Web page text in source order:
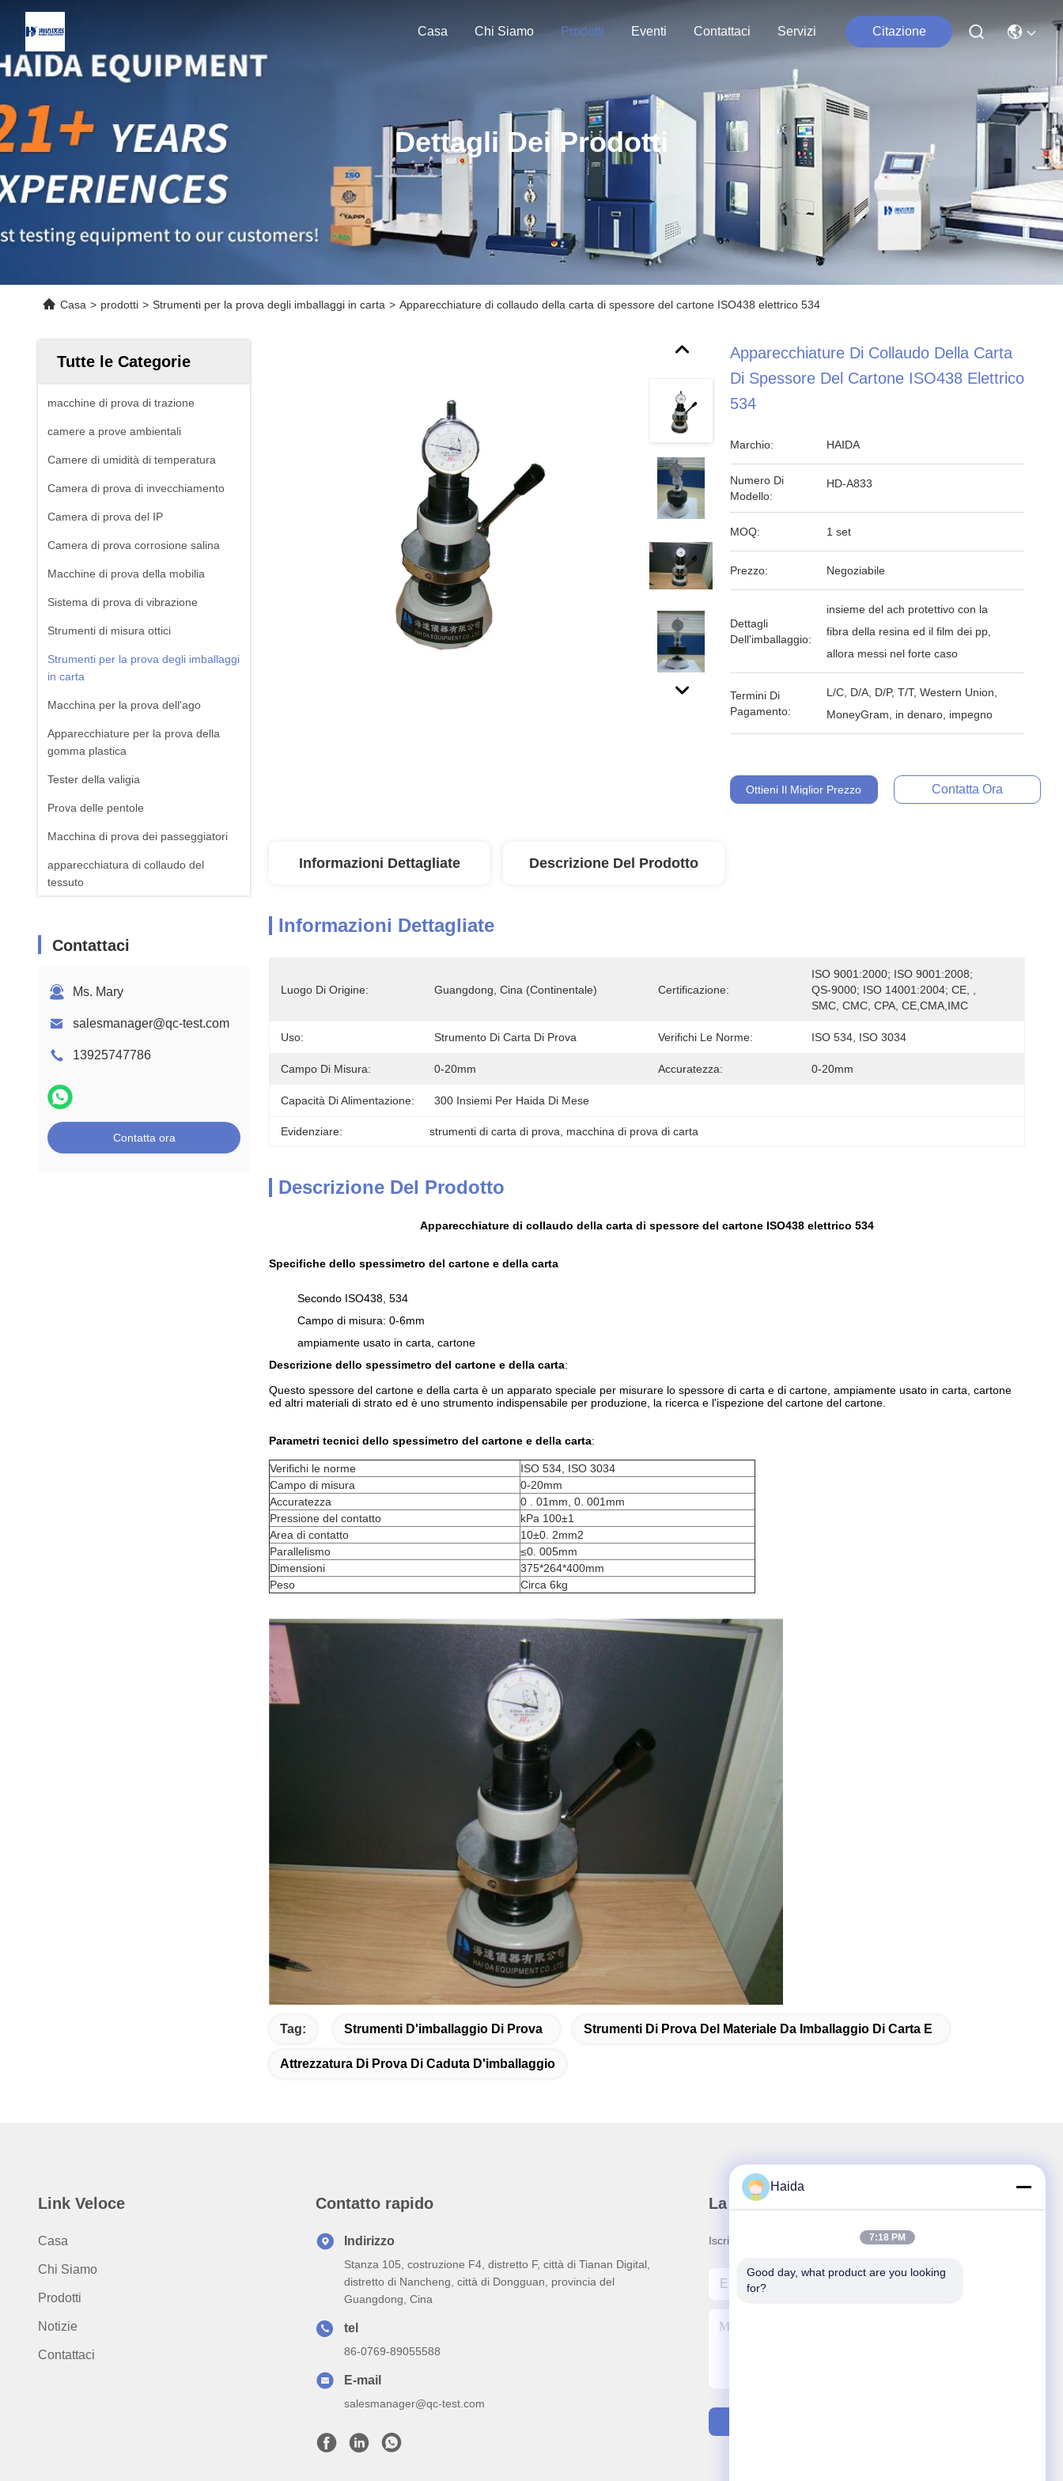
Casa Chi Siamo Prodotti Eventi Contattaci Servizi Citazione
Dettagli Dei Prodotti
Casa > prodotti > Strumenti per la prova degli imballaggi in carta > Apparecchiature di collaudo della carta di spessore del cartone ISO438 elettrico 534
Tutte le Categorie
macchine di prova di trazione
camere a prove ambientali
Camere di umidità di temperatura
Camera di prova di invecchiamento
Camera di prova del IP
Camera di prova corrosione salina
Macchine di prova della mobilia
Sistema di prova di vibrazione
Strumenti di misura ottici
Strumenti per la prova degli imballaggi
in carta
Macchina per la prova dell'ago
Apparecchiature per la prova della
gomma plastica
Tester della valigia
Prova delle pentole
Macchina di prova dei passeggiatori
apparecchiatura di collaudo del
tessuto
Attrezzatura per il test della batteria
Apparecchiature per la prova
Contattaci
Ms. Mary
salesmanager@qc-test.com
13925747786
Contatta ora
Apparecchiature Di Collaudo Della Carta
Di Spessore Del Cartone ISO438 Elettrico
534
Marchio: HAIDA
Numero Di
Modello:
HD-A833
MOQ: 1 set
Prezzo: Negoziabile
Dettagli
Dell'imballaggio:
insieme del ach protettivo con la
fibra della resina ed il film dei pp,
allora messi nel forte caso
Termini Di
Pagamento:
L/C, D/A, D/P, T/T, Western Union,
MoneyGram, in denaro, impegno
Ottieni Il Miglior Prezzo Contatta Ora
Informazioni Dettagliate Descrizione Del Prodotto
Informazioni Dettagliate
Luogo Di Origine: Guangdong, Cina (continentale) Certificazione:
ISO 9001:2000; ISO 9001:2008;
QS-9000; ISO 14001:2004; CE, ,
SMC, CMC, CPA, CE,CMA,IMC
Uso: Strumento Di Carta Di Prova Verifichi Le Norme: ISO 534, ISO 3034
Campo Di Misura: 0-20mm Accuratezza: 0-20mm
Capacità Di Alimentazione: 300 Insiemi Per Haida Di Mese
Evidenziare: strumenti di carta di prova macchina di prova di carta
Descrizione Del Prodotto
Apparecchiature di collaudo della carta di spessore del cartone ISO438 elettrico 534
Specifiche dello spessimetro del cartone e della carta
Secondo ISO438, 534
Campo di misura: 0-6mm
ampiamente usato in carta, cartone
Descrizione dello spessimetro del cartone e della carta:
Questo spessore del cartone e della carta è un apparato speciale per misurare lo spessore di carta e di cartone, ampiamente usato in carta, cartone
ed altri materiali di strato ed è uno strumento indispensabile per produzione, la ricerca e l'ispezione del cartone del cartone.
Parametri tecnici dello spessimetro del cartone e della carta:
Verifichi le norme
ISO 534, ISO 3034
Campo di misura
0-20mm
Accuratezza
0 . 01mm, 0. 001mm
Pressione del contatto
kPa 100±1
Area di contatto
10±0. 2mm2
Parallelismo
≤0. 005mm
Dimensioni
375*264*400mm
Peso
Circa 6kg
Tag: Strumenti D'imballaggio Di Prova Strumenti Di Prova Del Materiale Da Imballaggio Di Carta E
Attrezzatura Di Prova Di Caduta D'imballaggio
Link Veloce
Casa
Chi Siamo
Prodotti
Notizie
Contattaci
Contatto rapido
Indirizzo
Stanza 105, costruzione F4, distretto F, città di Tianan Digital,
distretto di Nancheng, città di Dongguan, provincia del
Guangdong, Cina
tel
86-0769-89055588
E-mail
salesmanager@qc-test.com
La nostra newsletter
Iscriviti alla nostra newsletter per sconti e altro.
Haida
7:18 PM
Good day, what product are you looking
for?